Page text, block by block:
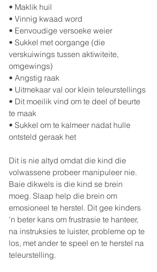
• Maklik huil
• Vinnig kwaad word
• Eenvoudige versoeke weier
• Sukkel met oorgange (die
verskuiwings tussen aktiwiteite,
omgewings)
• Angstig raak
• Uitmekaar val oor klein teleurstellings
• Dit moeilik vind om te deel of beurte
te maak
• Sukkel om te kalmeer nadat hulle
ontsteld geraak het
Dit is nie altyd omdat die kind die
volwassene probeer manipuleer nie.
Baie dikwels is die kind se brein
moeg. Slaap help die brein om
emosioneel te herstel. Dit gee kinders
'n beter kans om frustrasie te hanteer,
na instruksies te luister, probleme op te
los, met ander te speel en te herstel na
teleurstelling.